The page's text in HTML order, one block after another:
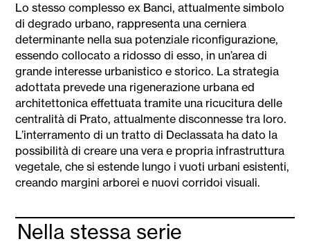
Lo stesso complesso ex Banci, attualmente simbolo
di degrado urbano, rappresenta una cerniera
determinante nella sua potenziale riconfigurazione,
essendo collocato a ridosso di esso, in un’area di
grande interesse urbanistico e storico. La strategia
adottata prevede una rigenerazione urbana ed
architettonica effettuata tramite una ricucitura delle
centralità di Prato, attualmente disconnesse tra loro.
L’interramento di un tratto di Declassata ha dato la
possibilità di creare una vera e propria infrastruttura
vegetale, che si estende lungo i vuoti urbani esistenti,
creando margini arborei e nuovi corridoi visuali.
Nella stessa serie